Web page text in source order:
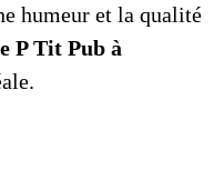
humeur et la qualité
P Tit Pub à